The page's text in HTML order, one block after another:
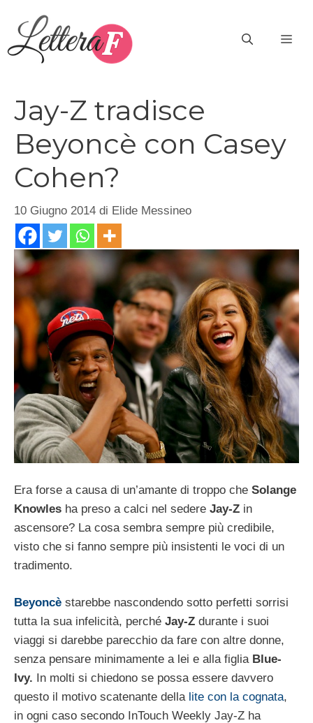
contenuto
Jay-Z tradisce
Beyoncè con Casey
Cohen?
10 Giugno 2014 di Elide Messineo
Era forse a causa di un’amante di troppo che Solange
Knowles ha preso a calci nel sedere Jay-Z in
ascensore? La cosa sembra sempre più credibile,
visto che si fanno sempre più insistenti le voci di un
tradimento.
Beyoncè starebbe nascondendo sotto perfetti sorrisi
tutta la sua infelicità, perché Jay-Z durante i suoi
viaggi si darebbe parecchio da fare con altre donne,
senza pensare minimamente a lei e alla figlia Blue-
Ivy. In molti si chiedono se possa essere davvero
questo il motivo scatenante della lite con la cognata,
in ogni caso secondo InTouch Weekly Jay-Z ha